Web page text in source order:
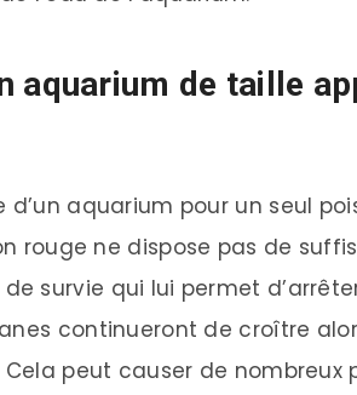
aquarium de taille
d’un aquarium pour un seul
rouge ne dispose pas de
survie qui lui permet
continueront de croître
peut causer de nombreux